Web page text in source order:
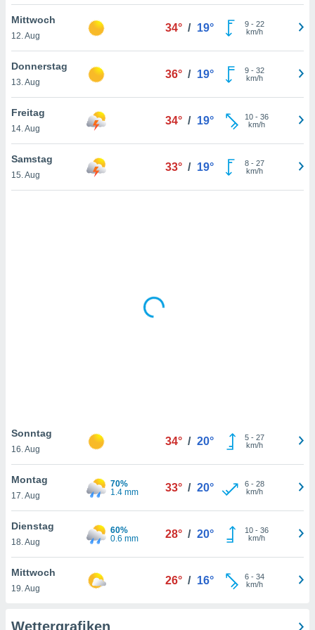
der
weiterhin
nicht
von
und
auf
klicken.
Mittwoch
12. Aug
34° / 19° 9- 22
km/h
Donnerstag
13. Aug
36° / 19° 9- 32
km/h
Freitag
14. Aug
34° / 19° 10- 36
km/h
Samstag
15. Aug
33° / 19° 8- 27
km/h
Sonntag
16. Aug
34° / 20° 5- 27
km/h
Montag
17. Aug
70%
1.4 mm
33° / 20° 6- 28
km/h
Dienstag
18. Aug
60%
0.6 mm
28° / 20° 10- 36
km/h
Mittwoch
19. Aug
26° / 16° 6- 34
km/h
Wettergrafiken